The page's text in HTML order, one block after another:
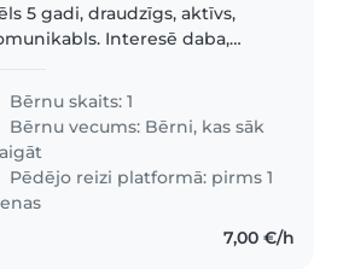
5 gadi, draudzīgs, aktīvs,
Interesē daba,
Bērnu skaits: 1
Bērnu vecums: Bērni, kas sāk
Pēdējo reizi platformā: pirms 1
7,00 €/h